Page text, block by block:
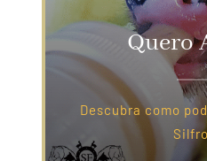
Quero
Descubra como